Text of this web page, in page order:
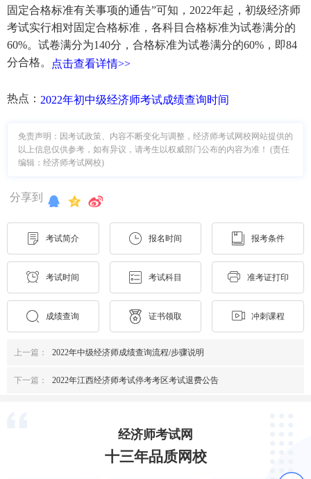
固定合格标准有关事项的通告”可知，2022年起，初级经济师
考试实行相对固定合格标准，各科目合格标准为试卷满分的
60%。试卷满分为140分，合格标准为试卷满分的60%，即84
分合格。
点击查看详情>>
热点： 2022年初中级经济师考试成绩查询时间
免责声明：因考试政策、内容不断变化与调整，经济师考试网校网站提供的
以上信息仅供参考，如有异议，请考生以权威部门公布的内容为准！ (责任
编辑：经济师考试网校)
分享到
考试简介 报名时间 报考条件
考试时间 考试科目 准考证打印
成绩查询 证书领取 冲刺课程
上一篇： 2022年中级经济师成绩查询流程/步骤说明
下一篇： 2022年江西经济师考试停考考区考试退费公告
经济师考试网
十三年品质网校